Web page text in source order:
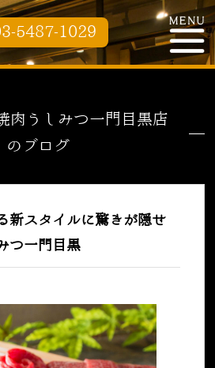
5487-1029
肉うしみつ一門目黒店
のブログ
新スタイルに驚きが隠せ
つ一門目黒